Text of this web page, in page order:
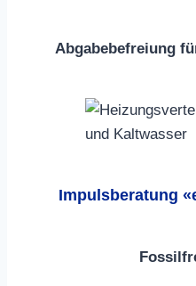
Abgabebefreiung
Impulsberatung